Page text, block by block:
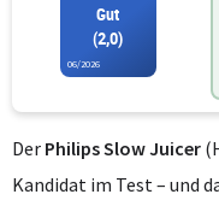
Gut
(2,0)
06/2026
Der Philips Slow Juicer
Kandidat im Test – und